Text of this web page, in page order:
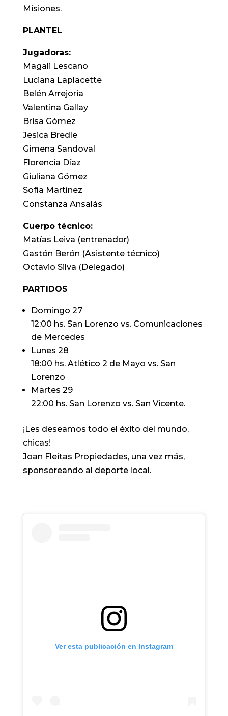
Misiones.
PLANTEL
Jugadoras:
Magali Lescano
Luciana Laplacette
Belén Arrejoria
Valentina Gallay
Brisa Gómez
Jesica Bredle
Gimena Sandoval
Florencia Díaz
Giuliana Gómez
Sofía Martínez
Constanza Ansalás
Cuerpo técnico:
Matías Leiva (entrenador)
Gastón Berón (Asistente técnico)
Octavio Silva (Delegado)
PARTIDOS
Domingo 27
12:00 hs. San Lorenzo vs. Comunicaciones
de Mercedes
Lunes 28
18:00 hs. Atlético 2 de Mayo vs. San
Lorenzo
Martes 29
22:00 hs. San Lorenzo vs. San Vicente.
¡Les deseamos todo el éxito del mundo,
chicas!
Joan Fleitas Propiedades, una vez más,
sponsoreando al deporte local.
Ver esta publicación en Instagram